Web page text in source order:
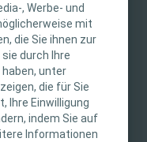
, Werbe- und
mit
die Sie ihnen zur
durch Ihre
unter
die für Sie
Ihre Einwilligung
indem Sie auf
Informationen
medizinisches
ist für
individuellen
für die
liegt beim
haftender
Exsudat
er die
und hält
Fachkraftund